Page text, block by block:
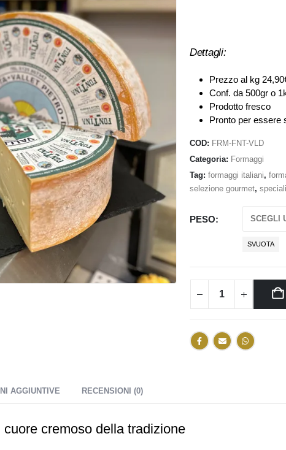
Dettagli:
Prezzo al kg
Conf. da 500gr o
Prodotto fresco
Pronto per essere
COD: FRM-FNT-VLD
Categoria: Formaggi
Tag: formaggi italiani,
selezione gourmet,
PESO
SVUOTA
AGGIUNTIVE RECENSIONI (0)
cremoso della tradizione